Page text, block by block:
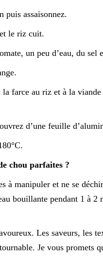
puis assaisonnez.
le riz cuit.
un peu d’eau, du sel
farce au riz et à la
d’une feuille
chou parfaites ?
à manipuler et ne se
bouillante pendant 1 à 2
Les saveurs, les
Je vous promets